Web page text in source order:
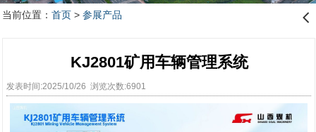
当前位置： 首页> 参展产品 󰊒
KJ2801矿用车辆管理系统
发表时间:2025/10/26 浏览次数:6901